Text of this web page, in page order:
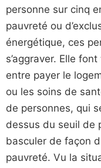
personne sur cinq
pauvreté ou
énergétique, ces
s’aggraver. Elle
entre payer le
ou les soins de
de personnes, qui
dessus du seuil de
basculer de façon
pauvreté. Vu la